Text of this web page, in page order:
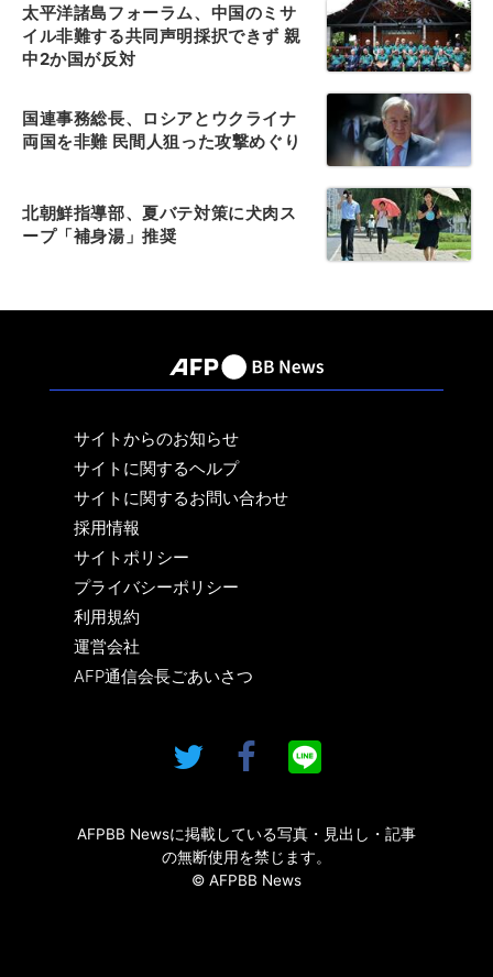
太平洋諸島フォーラム、中国のミサ
イル非難する共同声明採択できず 親
中2か国が反対
国連事務総長、ロシアとウクライナ
両国を非難 民間人狙った攻撃めぐり
北朝鮮指導部、夏バテ対策に犬肉ス
ープ「補身湯」推奨
サイトからのお知らせ
サイトに関するヘルプ
サイトに関するお問い合わせ
採用情報
サイトポリシー
プライバシーポリシー
利用規約
運営会社
AFP通信会長ごあいさつ
AFPBB Newsに掲載している写真・見出し・記事
の無断使用を禁じます。
© AFPBB News